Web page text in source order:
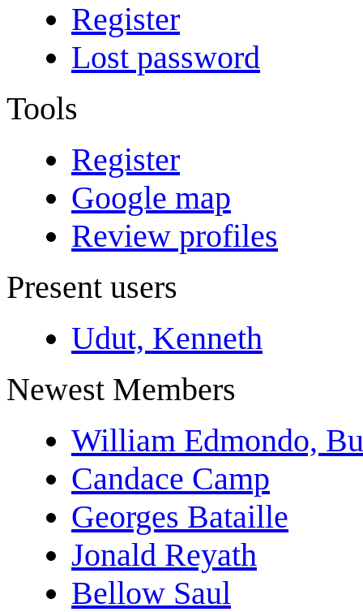
Register
Lost password
Tools
Register
Google map
Review profiles
Present users
Udut, Kenneth
Newest Members
William Edmondo,
Candace Camp
Georges Bataille
Jonald Reyath
Bellow Saul